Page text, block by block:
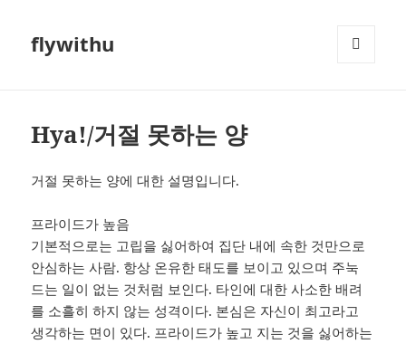
flywithu
Hya!/거절 못하는 양
거절 못하는 양에 대한 설명입니다.
프라이드가 높음
기본적으로는 고립을 싫어하여 집단 내에 속한 것만으로
안심하는 사람. 항상 온유한 태도를 보이고 있으며 주눅
드는 일이 없는 것처럼 보인다. 타인에 대한 사소한 배려
를 소흘히 하지 않는 성격이다. 본심은 자신이 최고라고
생각하는 면이 있다. 프라이드가 높고 지는 것을 싫어하는